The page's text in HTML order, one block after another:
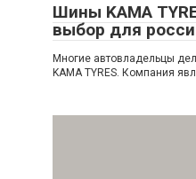
Шины KAMA
выбор для
Многие автовладельцы
KAMA TYRES. Компания